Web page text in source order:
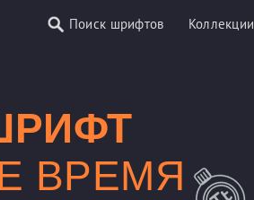
Поиск шрифтов Коллекции
ВРЕМЯ